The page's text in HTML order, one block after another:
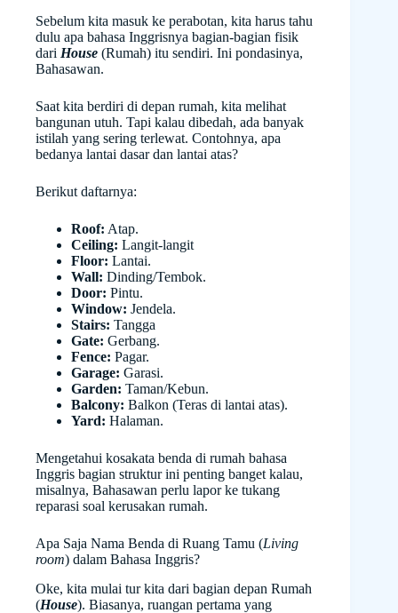
Sebelum kita masuk ke perabotan, kita harus tahu
dulu apa bahasa Inggrisnya bagian-bagian fisik
dari House (Rumah) itu sendiri. Ini pondasinya,
Bahasawan.
Saat kita berdiri di depan rumah, kita melihat
bangunan utuh. Tapi kalau dibedah, ada banyak
istilah yang sering terlewat. Contohnya, apa
bedanya lantai dasar dan lantai atas?
Berikut daftarnya:
Roof: Atap.
Ceiling: Langit-langit
Floor: Lantai.
Wall: Dinding/Tembok.
Door: Pintu.
Window: Jendela.
Stairs: Tangga
Gate: Gerbang.
Fence: Pagar.
Garage: Garasi.
Garden: Taman/Kebun.
Balcony: Balkon (Teras di lantai atas).
Yard: Halaman.
Mengetahui kosakata benda di rumah bahasa
Inggris bagian struktur ini penting banget kalau,
misalnya, Bahasawan perlu lapor ke tukang
reparasi soal kerusakan rumah.
Apa Saja Nama Benda di Ruang Tamu (Living
room) dalam Bahasa Inggris?
Oke, kita mulai tur kita dari bagian depan Rumah
(House). Biasanya, ruangan pertama yang